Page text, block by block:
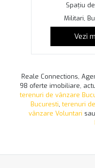
Spațiu
Militari,
Vezi
Reale Connections,
98 oferte imobiliare,
terenuri de vânzare
Bucuresti,terenuri
vânzare Voluntari